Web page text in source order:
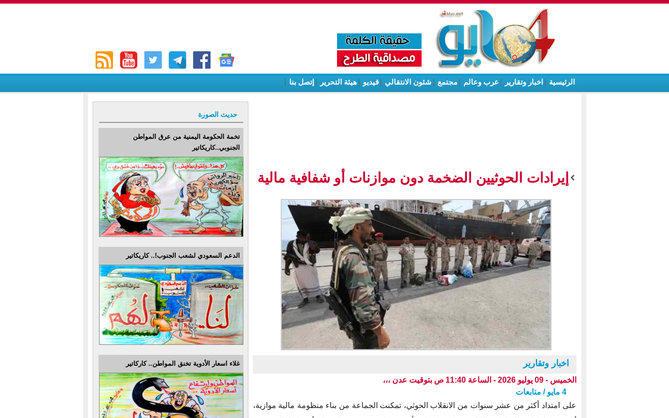
الرئيسية اخبار وتقارير عرب وعالم مجتمع شئون الانتقالي قيديو هيئة التحرير إتصل بنا
حديث الصورة
تخمة الحكومة اليمنية من عرق المواطن
الجنوبي..كاريكاتير
الدعم السعودي لشعب الجنوب!.. كاريكاتير
غلاء اسعار الأدوية تخنق المواطن.. كاركاتير
إيرادات الحوثيين الضخمة دون موازنات أو شفافية مالية
اخبار وتقارير
الخميس - 09 يوليو 2026 - الساعة 11:40 ص بتوقيت عدن ،،،
4 مايو / متابعات
على امتداد أكثر من عشر سنوات من الانقلاب الحوثي، تمكنت الجماعة من بناء منظومة مالية موازية،